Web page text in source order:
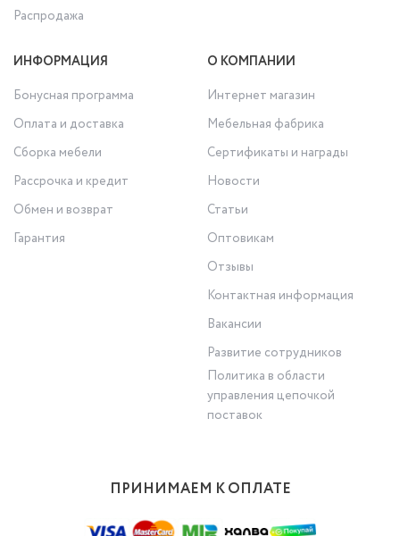
Распродажа
ИНФОРМАЦИЯ
Бонусная программа
Оплата и доставка
Сборка мебели
Рассрочка и кредит
Обмен и возврат
Гарантия
О КОМПАНИИ
Интернет магазин
Мебельная фабрика
Сертификаты и награды
Новости
Статьи
Оптовикам
Отзывы
Контактная информация
Вакансии
Развитие сотрудников
Политика в области
управления цепочкой
поставок
ПРИНИМАЕМ К ОПЛАТЕ